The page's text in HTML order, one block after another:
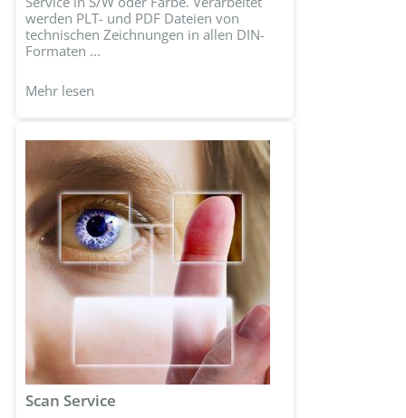
werden PLT- und PDF Dateien von
technischen Zeichnungen in allen DIN-
Formaten ...
Mehr lesen
Scan Service